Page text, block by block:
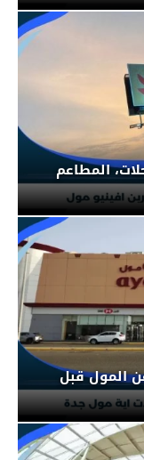
المطاعم
المول قبل